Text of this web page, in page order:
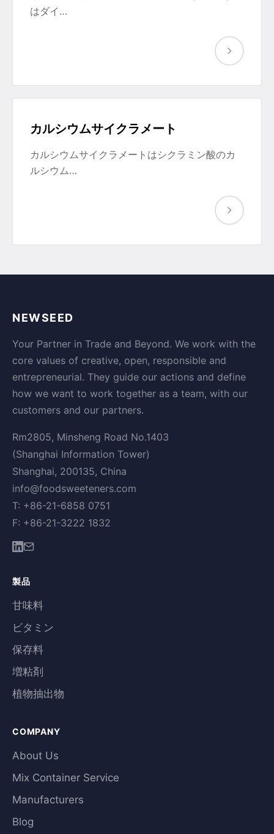
はダイ…
カルシウムサイクラメート
カルシウムサイクラメートはシクラミン酸のカ
ルシウム…
NEWSEED
Your Partner in Trade and Beyond. We work with the
core values of creative, open, responsible and
entrepreneurial. They guide our actions and define
how we want to work together as a team, with our
customers and our partners.
Rm2805, Minsheng Road No.1403
(Shanghai Information Tower)
Shanghai, 200135, China
info@foodsweeteners.com
T: +86-21-6858 0751
F: +86-21-3222 1832
製品
甘味料
ビタミン
保存料
増粘剤
植物抽出物
COMPANY
About Us
Mix Container Service
Manufacturers
Blog